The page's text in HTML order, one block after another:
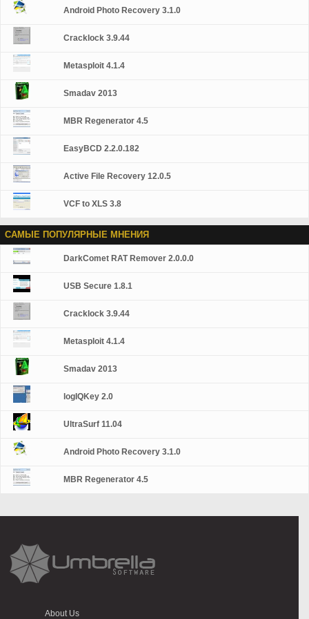
программ, adware сканирование файлов,
мгновенных посыльных защищает от неизвестных
фишинговых сайтов глобальной угрозы мониторинг
клавиатурных шпионов автоматическая база данных
Android Photo Recovery 3.1.0
Cracklock 3.9.44
Metasploit 4.1.4
Smadav 2013
MBR Regenerator 4.5
EasyBCD 2.2.0.182
Active File Recovery 12.0.5
VCF to XLS 3.8
САМЫЕ ПОПУЛЯРНЫЕ МНЕНИЯ
DarkComet RAT Remover 2.0.0.0
USB Secure 1.8.1
Cracklock 3.9.44
Metasploit 4.1.4
Smadav 2013
logIQKey 2.0
UltraSurf 11.04
Android Photo Recovery 3.1.0
MBR Regenerator 4.5
About Us